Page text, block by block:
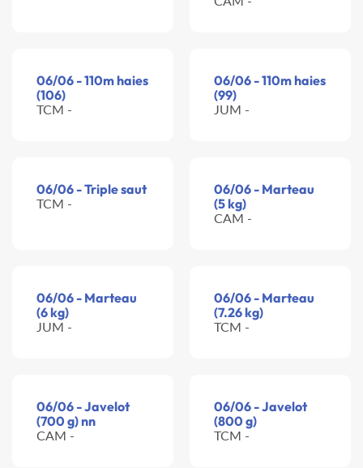
06/06 - 110m haies
(106)
TCM -
06/06 - 110m haies
(99)
JUM -
06/06 - Triple saut
TCM -
06/06 - Marteau
(5 kg)
CAM -
06/06 - Marteau
(6 kg)
JUM -
06/06 - Marteau
(7.26 kg)
TCM -
06/06 - Javelot
(700 g) nn
CAM -
06/06 - Javelot
(800 g)
TCM -